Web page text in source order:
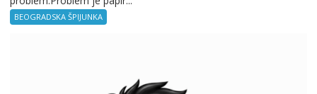
BEOGRADSKA ŠPIJUNKA